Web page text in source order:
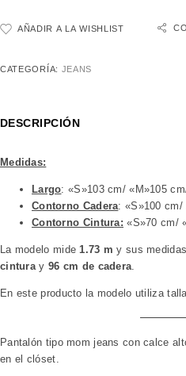
AÑADIR A LA WISHLIST
CATEGORÍA: JEANS
DESCRIPCIÓN
Medidas:
Largo: «S»103 cm/ «M»105
Contorno Cadera: «S»100 cm/
Contorno Cintura: «S»70 cm/
La modelo mide 1.73 m y sus
cintura y 96 cm de cadera
En este producto la modelo utiliza
Pantalón tipo mom jeans con calce
en el clóset.